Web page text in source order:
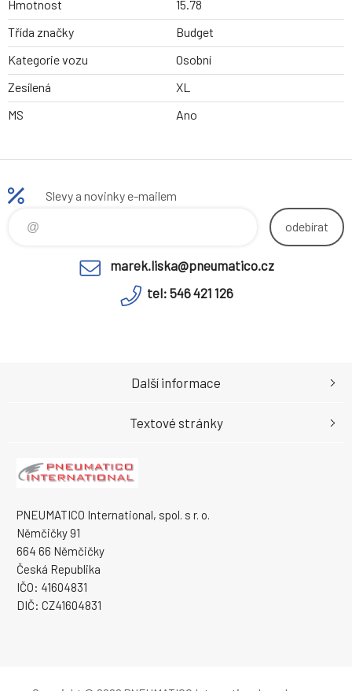
Hmotnost
15.78
Třída značky
Budget
Kategorie vozu
Osobní
Zesílená
XL
MS
Ano
Slevy a novinky e-mailem
odebírat
marek.liska@pneumatico.cz
tel: 546 421 126
PNEUMATICO International, spol. s r. o.
Němčičky 91
664 66 Němčičky
Česká Republika
IČO: 41604831
DIČ: CZ41604831
Další informace
Textové stránky